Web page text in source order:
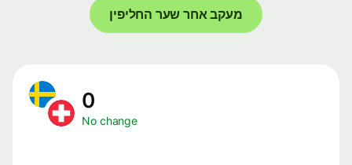
מעקב אחר שער החליפין
No change